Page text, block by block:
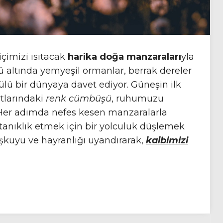
ısıtacak harika doğa manzaralarıyla
altında yemyeşil ormanlar, berrak dereler
bir dünyaya davet ediyor. Güneşin ilk
renk cümbüşü, ruhumuzu
adımda nefes kesen manzaralarla
etmek için bir yolculuk düşlemek
ve hayranlığı uyandırarak, kalbimizi